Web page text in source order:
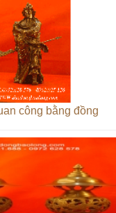
công bằng đồng